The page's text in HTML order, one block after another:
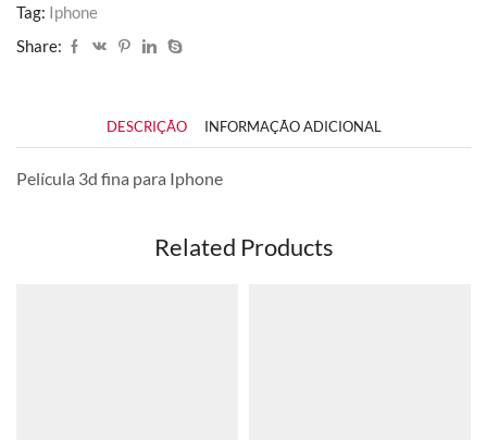
Tag: Iphone
Share:
DESCRIÇÃO INFORMAÇÃO ADICIONAL
Película 3d fina para Iphone
Related Products